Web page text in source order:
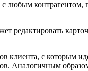
любым контрагентом,
редактировать
клиента, с которым
Аналогичным